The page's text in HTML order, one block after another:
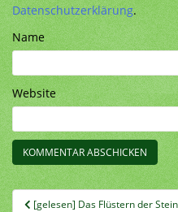
Datenschutzerklärung.
Name
Website
Beitragsnavigation
[gelesen] Das Flüstern der